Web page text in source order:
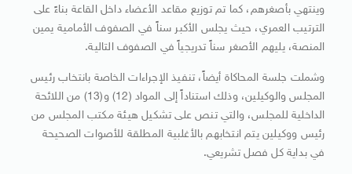
وينتهي بأصغرهم، كما تم توزيع مقاعد الأعضاء داخل القاعة بناءً على
الترتيب العمري، حيث يجلس الأكبر سناً في الصفوف الأمامية يمين
المنصة، يليهم الأصغر سناً تدريجياً في الصفوف التالية.
وشملت جلسة المحاكاة أيضاً، تنفيذ الإجراءات الخاصة بانتخاب رئيس
المجلس والوكيلين، وذلك استناداً إلى المواد (12) و(13) من اللائحة
الداخلية للمجلس، والتي تنص على تشكيل هيئة مكتب المجلس من
رئيس ووكيلين يتم انتخابهم بالأغلبية المطلقة للأصوات الصحيحة
في بداية كل فصل تشريعي.